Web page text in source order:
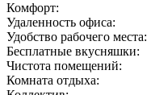
Комфорт:
Удаленность офиса:
Удобство рабочего места:
Бесплатные вкусняшки:
Чистота помещений:
Комната отдыха: